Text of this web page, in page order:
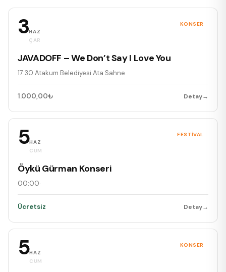
3HAZ
ÇAR
KONSER
JAVADOFF – We Don’t Say I Love You
17:30·Atakum Belediyesi Ata Sahne
1.000,00₺ Detay→
5HAZ
CUM
FESTIVAL
Öykü Gürman Konseri
00:00·
Ücretsiz Detay→
5HAZ
CUM
KONSER